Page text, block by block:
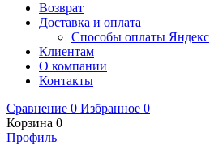
Возврат
Доставка и оплата
Способы оплаты Яндекс
Клиентам
О компании
Контакты
Сравнение 0 Избранное 0
Корзина 0
Профиль